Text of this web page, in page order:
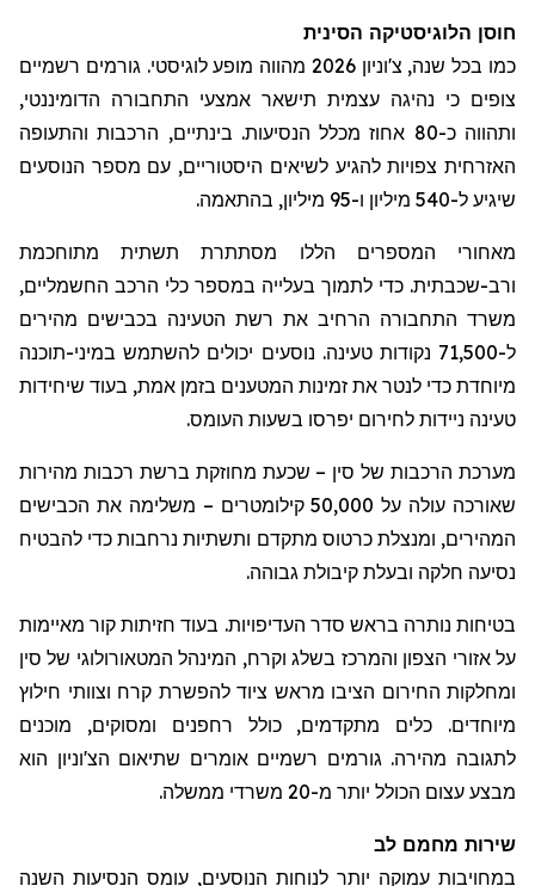
חוסן הלוגיסטיקה הסינית
כמו בכל שנה, צ'וניון
2026 מהווה מופע לוגיסטי. גורמים רשמיים
צופים כי נהיגה עצמית תישאר אמצעי התחבורה הדומיננטי,
ותהווה כ-80 אחוז מכלל הנסיעות. בינתיים, הרכבות והתעופה
האזרחית צפויות להגיע לשיאים היסטוריים, עם מספר הנוסעים
שיגיע ל-540 מיליון ו-95 מיליון, בהתאמה.
מאחורי המספרים הללו מסתתרת תשתית מתוחכמת
ורב-שכבתית. כדי לתמוך בעלייה במספר כלי הרכב החשמליים,
משרד התחבורה הרחיב את רשת הטעינה בכבישים מהירים
ל-71,500 נקודות טעינה. נוסעים יכולים להשתמש במיני-תוכנה
מיוחדת כדי לנטר את זמינות המטענים בזמן אמת, בעוד שיחידות
טעינה ניידות לחירום יפרסו בשעות העומס.
מערכת הרכבות של סין – שכעת מחוזקת ברשת רכבות מהירות
שאורכה עולה על 50,000 קילומטרים – משלימה את הכבישים
המהירים, ומנצלת כרטוס מתקדם ותשתיות נרחבות כדי להבטיח
נסיעה חלקה ובעלת קיבולת גבוהה.
בטיחות נותרה בראש סדר העדיפויות. בעוד חזיתות קור מאיימות
על אזורי הצפון והמרכז בשלג וקרח, המינהלהמטאורולוגי של סין
ומחלקות החירום הציבו מראש ציוד להפשרת קרח וצוותי חילוץ
מיוחדים. כלים מתקדמים, כולל רחפנים ומסוקים, מוכנים
לתגובה מהירה. גורמים רשמיים אומרים שתיאום הצ'וניון הוא
מבצע עצום הכולל יותר מ-20 משרדי ממשלה.
שירות מחמם לב
במחויבות עמוקה יותר לנוחות הנוסעים, עומס הנסיעות השנה